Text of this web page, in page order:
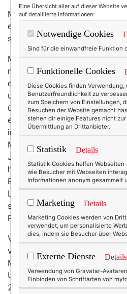
Maren Martschenko. Hinter
einen Punkt setzen. So
spannend und liebenswert die
Maren ist eine jener Perlen,
meinem Internetz verfangen
ein Netzwerktag, wo wir uns
unterhalten haben. Schließlich
über ihrePassion Projects
eigentlich ein Lebenskonzept,
inspirierend finde. Aus ihren
Maren viel Energie: So
Jahren jeden Freitag malend
hat
im letzten Sommer zu Fuß
Einfach, weil sie die
Leidenschaft für immer neue
sie anschaut, sollten wir wohl
Passion Project haben.
Von Beruf ist Maren (noch
von drei Kindern zwischen
Markenberaterin für
Unternehmen der
2009 selbstständig.Ihr ganz
Eine Übersicht aller auf dieser Website
auf detaillierte Informationen:
Notwendige Cookies
Sind für die einwandfreie Funktion
Funktionelle Cookies
Diese Cookies finden Verwendung,
Benutzerfreundlichkeit zu
zum Speichern von Einstellungen,
Besuchen der Website gemacht
stehen dir einige Features nicht
Übermittlung an Drittanbieter.
Statistik Details
Statistik-Cookies helfen
wie Besucher mit Webseiten
Informationen anonym gesammelt
Marketing Details
Marketing Cookies werden von
verwendet, um personalisierte
dies, indem sie Besucher über
Externe Dienste Details
Verwendung von Gravatar-
Einbinden von Schriftarten von